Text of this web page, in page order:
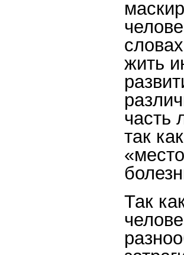
жить
часть
так
Так